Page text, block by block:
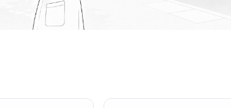
「人生をアートする」というコンセプト通り、院内は美術
館のような洗練された空間が広がっており、毎日優雅な気
クリニック 気になる